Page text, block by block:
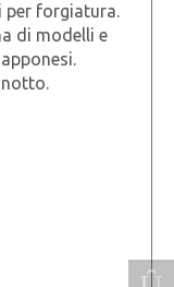
forgiatura.
di modelli e